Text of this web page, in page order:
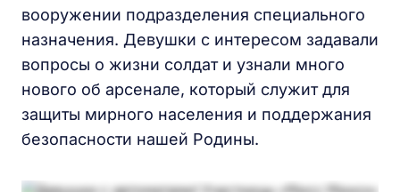
вооружении подразделения специального
назначения. Девушки с интересом задавали
вопросы о жизни солдат и узнали много
нового об арсенале, который служит для
защиты мирного населения и поддержания
безопасности нашей Родины.